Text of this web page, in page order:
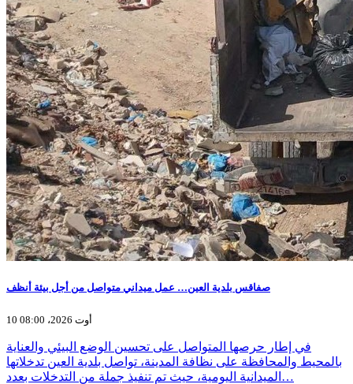
صفاقس بلدية العين… عمل ميداني متواصل من أجل بيئة أنظف
10 أوت 2026، 08:00
في إطار حرصها المتواصل على تحسين الوضع البيئي والعناية
بالمحيط والمحافظة على نظافة المدينة، تواصل بلدية العين تدخلاتها
الميدانية اليومية، حيث تم تنفيذ جملة من التدخلات بعدد…